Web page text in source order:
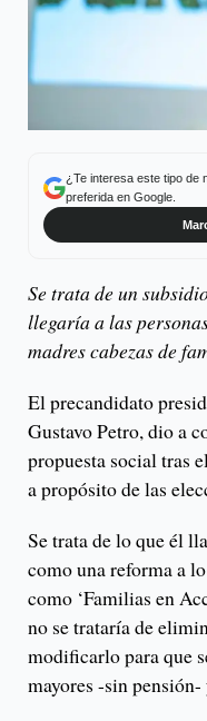
¿Te interesa este tipo de
preferida en Google.
Se trata de un
llegaría a las
madres cabezas de
El precandidato
Gustavo Petro, dio a
propuesta social tras
a propósito de las
Se trata de lo que él
como una reforma a
como ‘Familias en
no se trataría de
modificarlo para que
mayores -sin